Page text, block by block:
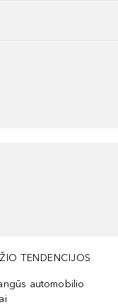
TENDENCIJOS
automobilio